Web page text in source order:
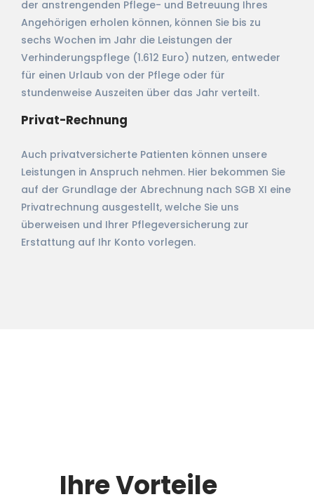
der anstrengenden Pflege- und Betreuung Ihres
Angehörigen erholen können, können Sie bis zu
sechs Wochen im Jahr die Leistungen der
Verhinderungspflege (1.612 Euro) nutzen, entweder
für einen Urlaub von der Pflege oder für
stundenweise Auszeiten über das Jahr verteilt.
Privat-Rechnung
Auch privatversicherte Patienten können unsere
Leistungen in Anspruch nehmen. Hier bekommen Sie
auf der Grundlage der Abrechnung nach SGB XI eine
Privatrechnung ausgestellt, welche Sie uns
überweisen und Ihrer Pflegeversicherung zur
Erstattung auf Ihr Konto vorlegen.
Ihre Vorteile